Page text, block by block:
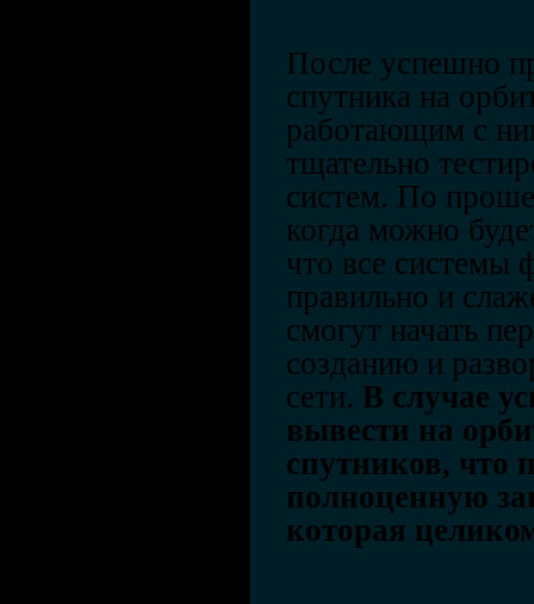
После успешно
спутника на
работающим с
тщательно
систем. По
когда можно
что все системы
правильно и
смогут начать
созданию и
сети. В случае
вывести на
спутников, что
полноценную
которая